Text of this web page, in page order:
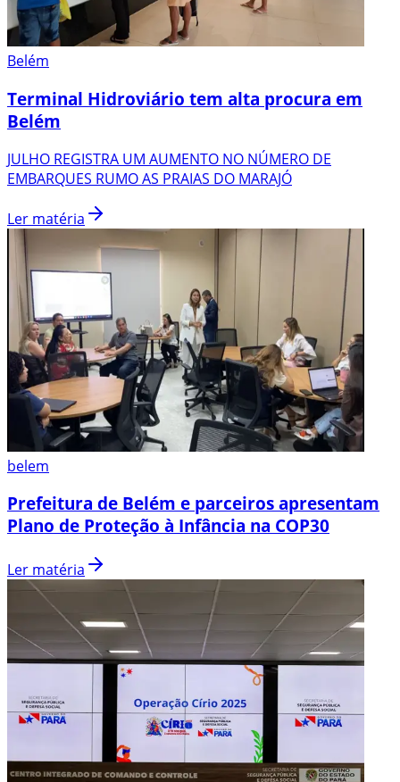
Belém
Terminal Hidroviário tem alta procura em
Belém
JULHO REGISTRA UM AUMENTO NO NÚMERO DE
EMBARQUES RUMO AS PRAIAS DO MARAJÓ
Ler matéria
belem
Prefeitura de Belém e parceiros apresentam
Plano de Proteção à Infância na COP30
Ler matéria